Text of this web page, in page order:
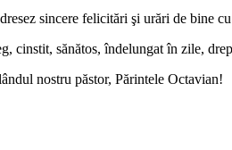
sincere felicitări şi urări de bine
cinstit, sănătos, îndelungat în zile,
nostru păstor, Părintele Octavian!